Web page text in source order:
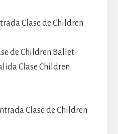
Clase de Children
de Children Ballet
Clase Children
Clase de Children